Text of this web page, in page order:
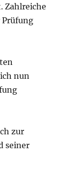
Zahlreiche
Prüfung
nun
zur
seiner